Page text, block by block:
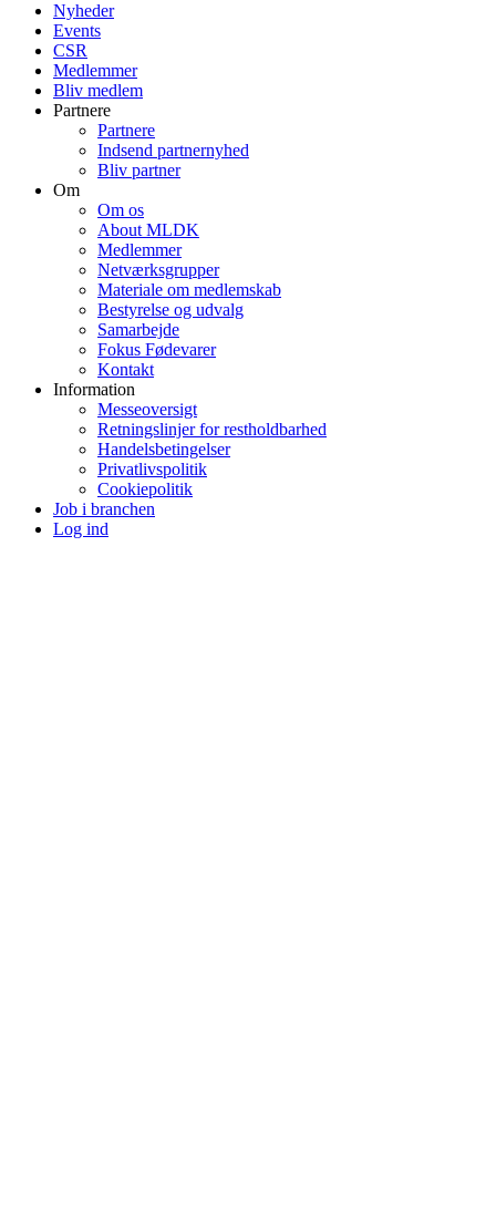
Nyheder
Events
CSR
Medlemmer
Bliv medlem
Partnere
Partnere
Indsend partnernyhed
Bliv partner
Om
Om os
About MLDK
Medlemmer
Netværksgrupper
Materiale om medlemskab
Bestyrelse og udvalg
Samarbejde
Fokus Fødevarer
Kontakt
Information
Messeoversigt
Retningslinjer for restholdbarhed
Handelsbetingelser
Privatlivspolitik
Cookiepolitik
Job i branchen
Log ind